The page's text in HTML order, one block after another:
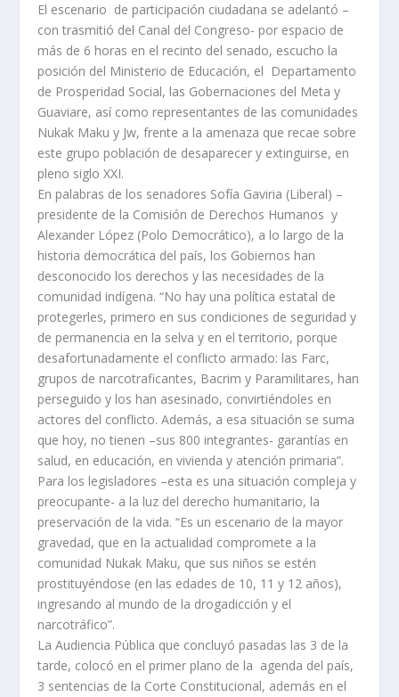
El escenario de participación ciudadana se adelantó –
con trasmitió del Canal del Congreso- por espacio de
más de 6 horas en el recinto del senado, escucho la
posición del Ministerio de Educación, el Departamento
de Prosperidad Social, las Gobernaciones del Meta y
Guaviare, así como representantes de las comunidades
Nukak Maku y Jw, frente a la amenaza que recae sobre
este grupo población de desaparecer y extinguirse, en
pleno siglo XXI.
En palabras de los senadores Sofía Gaviria (Liberal) –
presidente de la Comisión de Derechos Humanos y
Alexander López (Polo Democrático), a lo largo de la
historia democrática del país, los Gobiernos han
desconocido los derechos y las necesidades de la
comunidad indígena. “No hay una política estatal de
protegerles, primero en sus condiciones de seguridad y
de permanencia en la selva y en el territorio, porque
desafortunadamente el conflicto armado: las Farc,
grupos de narcotraficantes, Bacrim y Paramilitares, han
perseguido y los han asesinado, convirtiéndoles en
actores del conflicto. Además, a esa situación se suma
que hoy, no tienen –sus 800 integrantes- garantías en
salud, en educación, en vivienda y atención primaria”.
Para los legisladores –esta es una situación compleja y
preocupante- a la luz del derecho humanitario, la
preservación de la vida. “Es un escenario de la mayor
gravedad, que en la actualidad compromete a la
comunidad Nukak Maku, que sus niños se estén
prostituyéndose (en las edades de 10, 11 y 12 años),
ingresando al mundo de la drogadicción y el
narcotráfico”.
La Audiencia Pública que concluyó pasadas las 3 de la
tarde, colocó en el primer plano de la agenda del país,
3 sentencias de la Corte Constitucional, además en el